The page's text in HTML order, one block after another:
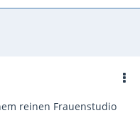
reinen Frauenstudio